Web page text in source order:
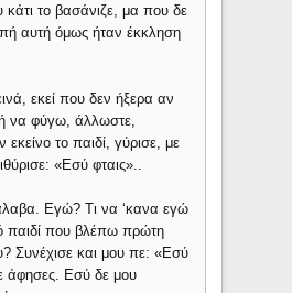
το βασάνιζε, μα που δε
αυτή όμως ήταν έκκληση
εκεί που δεν ήξερα αν
να φύγω, άλλωστε,
το παιδί, γύρισε, με
«Εσύ φταις»..
Εγώ? Τι να ‘κανα εγώ
παιδί που βλέπω πρώτη
Συνέχισε και μου πε: «Εσύ
άφησες. Εσύ δε μου